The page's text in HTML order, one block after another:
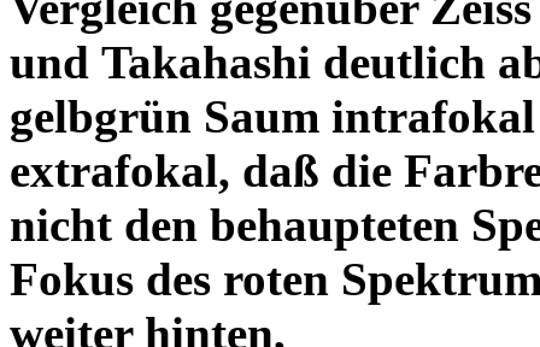
und Takahashi deutlich
gelbgrün Saum
extrafokal, daß die
nicht den behaupteten
Fokus des roten
weiter hinten,